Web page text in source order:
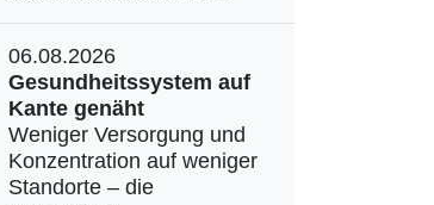
06.08.2026
Gesundheitssystem auf
Kante genäht
Weniger Versorgung und
Konzentration auf weniger
Standorte – die